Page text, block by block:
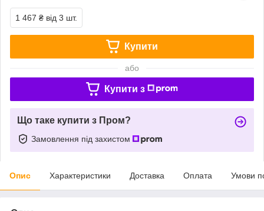
1 467 ₴ від 3 шт.
Купити
або
Купити з
Що таке купити з Пром?
Замовлення під захистом
Опис Характеристики Доставка Оплата Умови